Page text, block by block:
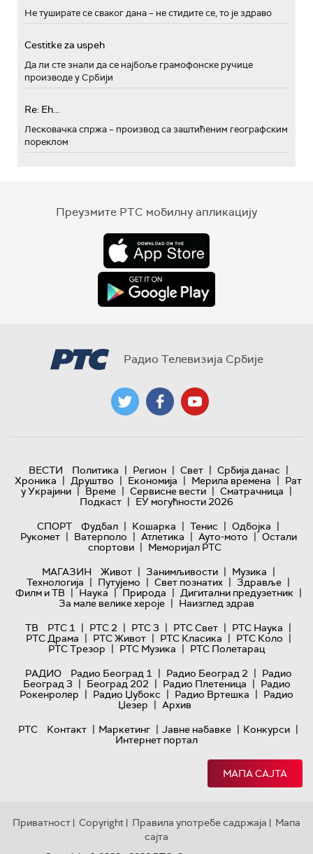
Не туширате се сваког дана – не стидите се, то је здраво
Cestitke za uspeh
Да ли сте знали да се најбоље грамофонске ручице
производе у Србији
Re: Eh...
Лесковачка спржа – производ са заштићеним географским
пореклом
Преузмите РТС мобилну апликацију
Радио Телевизија Србије
ВЕСТИ Политика | Регион | Свет | Србија данас |
Хроника | Друштво | Економија | Мерила времена | Рат
у Украјини | Време | Сервисне вести | Сматрачница |
Подкаст | ЕУ могућности 2026
СПОРТ
Фудбал | Кошарка | Тенис | Одбојка |
Рукомет | Ватерполо | Атлетика | Ауто-мото | Остали
спортови | Меморијал РТС
МАГАЗИН
Живот | Занимљивости | Музика |
Технологијa | Путујемо | Свет познатих | Здравље |
Филм и ТВ | Наука | Природа | Дигитални предузетник |
За мале велике хероје | Наизглед здрав
ТВ
РТС 1 | РТС 2 | РТС 3 | РТС Свет | РТС Наука |
РТС Драма | РТС Живот | РТС Класика | РТС Коло |
РТС Трезор | РТС Музика | РТС Полетарац
РАДИО
Радио Београд 1 | Радио Београд 2 | Радио
Београд 3 | Београд 202 | Радио Плетеница | Радио
Рокенролер | Радио Џубокс | Радио Вртешка | Радио
Џезер | Архив
РТС
Контакт | Маркетинг | Јавне набавке | Конкурси |
Интернет портал
МАПА САЈТА
Приватност | Copyright | Правила употребе садржаја | Мапа
сајта